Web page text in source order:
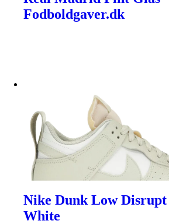
Fodboldgaver.dk
Nike Dunk Low Disrupt
White